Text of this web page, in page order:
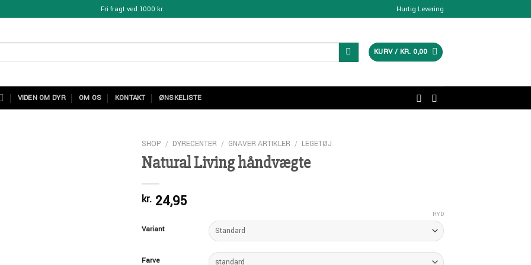
Fri fragt ved 1000 kr. Hurtig Levering
KURV / KR. 0,00
VIDEN OM DYR OM OS KONTAKT ØNSKELISTE
SHOP / DYRECENTER / GNAVER ARTIKLER / LEGETØJ
Natural Living håndvægte
kr. 24,95
Variant
Farve
RYD